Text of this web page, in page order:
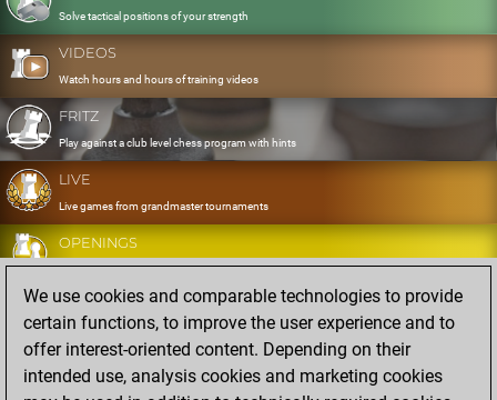
Solve tactical positions of your strength
VIDEOS
Watch hours and hours of training videos
FRITZ
Play against a club level chess program with hints
LIVE
Live games from grandmaster tournaments
OPENINGS
Develop and exercise your openings
DATABASE
Eight million strong games
MYGAMES
Store and analyse your own games in the cloud
We use cookies and comparable technologies to provide
certain functions, to improve the user experience and to
offer interest-oriented content. Depending on their
intended use, analysis cookies and marketing cookies